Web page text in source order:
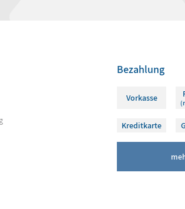
Bezahlung
Vorkasse
Kreditkarte